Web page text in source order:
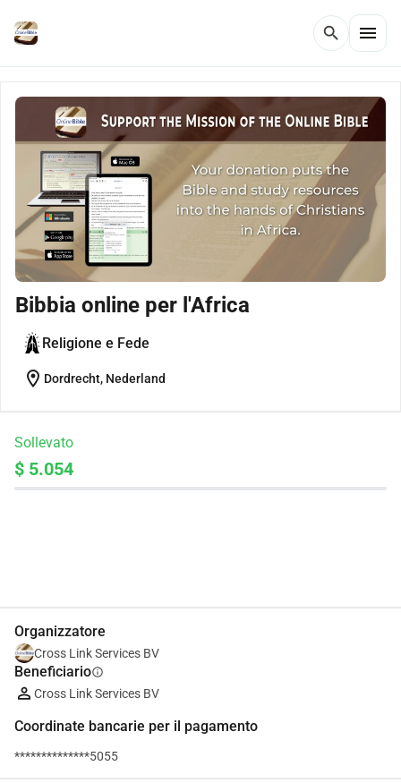
search menu
Bibbia online per l'Africa
Religione e Fede
location_on Dordrecht, Nederland
Sollevato
$ 5.054
Organizzatore
Cross Link Services BV
Beneficiarioinfo
Cross Link Services BV
Coordinate bancarie per il pagamento
**************5055